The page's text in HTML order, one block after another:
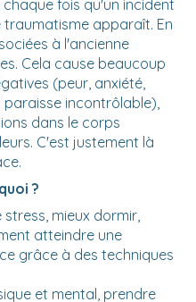
fois qu'un incident
apparaît. En
à l'ancienne
Cela cause beaucoup
(peur, anxiété,
paraisse incontrôlable),
dans le corps
C'est justement là
?
mieux dormir,
atteindre une
grâce à des techniques
et mental, prendre